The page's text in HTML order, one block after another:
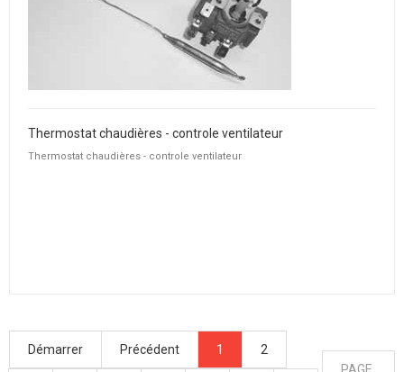
Thermostat chaudières - controle ventilateur
Thermostat chaudières - controle ventilateur
Démarrer Précédent 1 2
PAGE